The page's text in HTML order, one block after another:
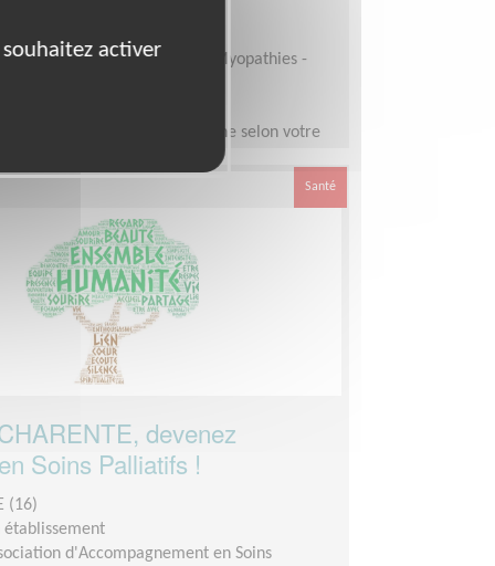
Française contre les Myopathies -
:
De 3 à 6h par semaine selon votre
Santé
devenez
Soins Palliatifs !
(16)
établissement
d'Accompagnement en Soins
activer